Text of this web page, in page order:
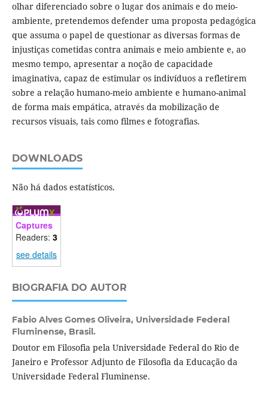
olhar diferenciado sobre o lugar dos animais e do meio-
ambiente, pretendemos defender uma proposta pedagógica
que assuma o papel de questionar as diversas formas de
injustiças cometidas contra animais e meio ambiente e, ao
mesmo tempo, apresentar a noção de capacidade
imaginativa, capaz de estimular os indivíduos a refletirem
sobre a relação humano-meio ambiente e humano-animal
de forma mais empática, através da mobilização de
recursos visuais, tais como filmes e fotografias.
DOWNLOADS
Não há dados estatísticos.
Captures
Readers: 3
see details
BIOGRAFIA DO AUTOR
Fabio Alves Gomes Oliveira, Universidade Federal
Fluminense, Brasil.
Doutor em Filosofia pela Universidade Federal do Rio de
Janeiro e Professor Adjunto de Filosofia da Educação da
Universidade Federal Fluminense.